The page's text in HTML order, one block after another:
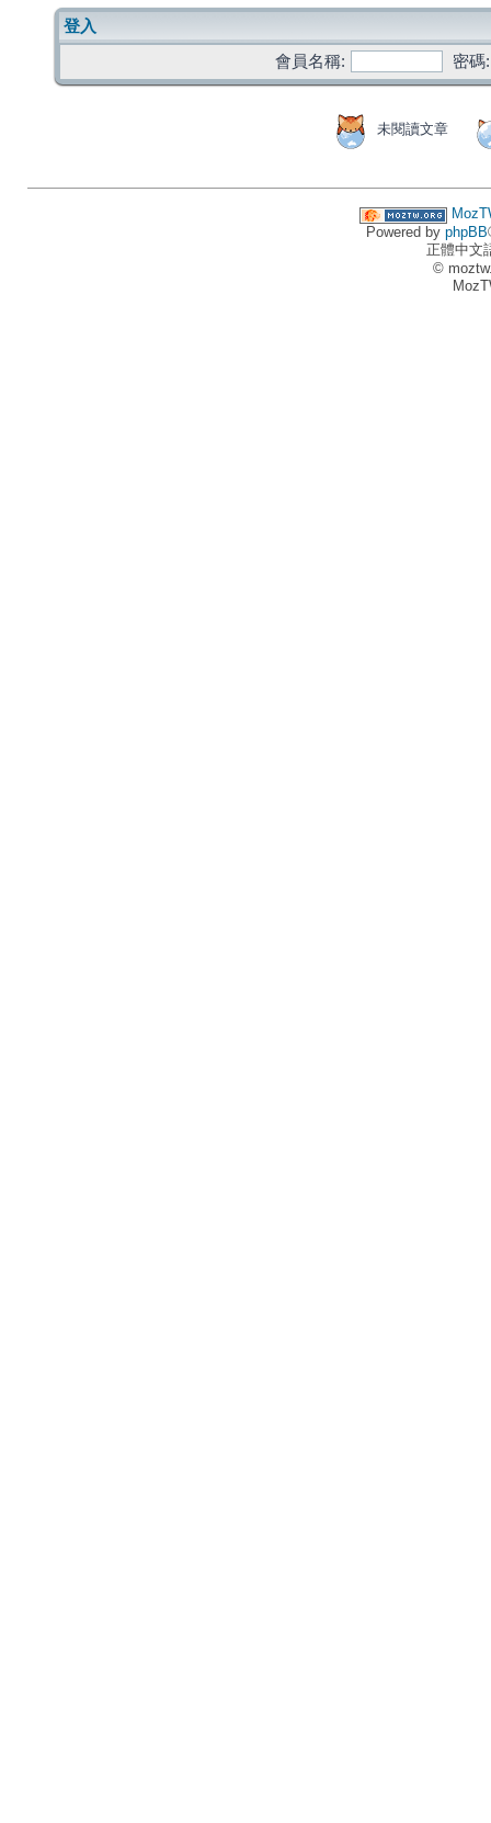
登入
會員名稱:
密碼:
未閱讀文章
Powered by phpBB
正體中文
©